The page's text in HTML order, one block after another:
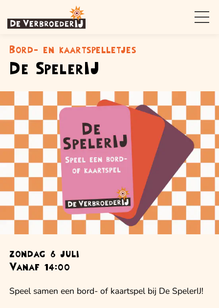
Bord- en kaartspelletjes
De SpelerIJ
zondag 6 juli
Vanaf 14:00
Speel samen een bord- of kaartspel bij De SpelerIJ!